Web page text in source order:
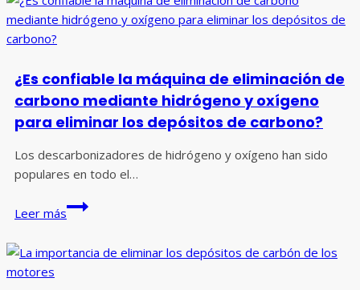
¿Es confiable la máquina de eliminación de
carbono mediante hidrógeno y oxígeno
para eliminar los depósitos de carbono?
Los descarbonizadores de hidrógeno y oxígeno han sido
populares en todo el…
Leer más
¿Es
confiable
máquina